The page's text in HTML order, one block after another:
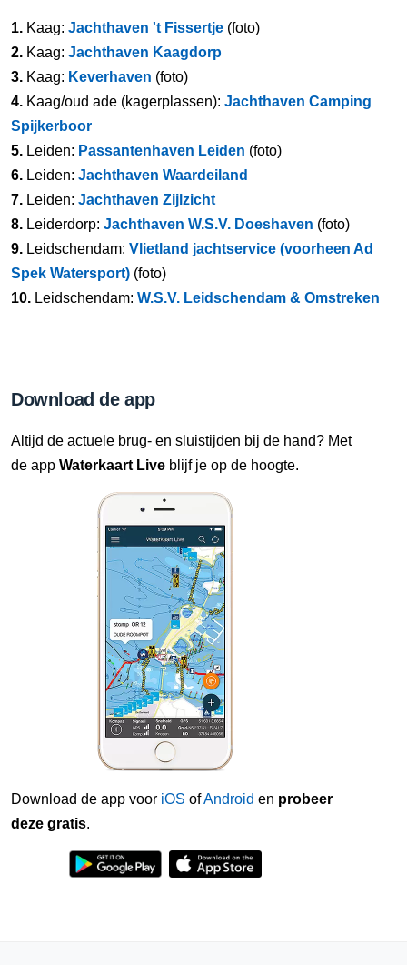
1. Kaag: Jachthaven 't Fissertje (foto)
2. Kaag: Jachthaven Kaagdorp
3. Kaag: Keverhaven (foto)
4. Kaag/oud ade (kagerplassen): Jachthaven Camping
Spijkerboor
5. Leiden: Passantenhaven Leiden (foto)
6. Leiden: Jachthaven Waardeiland
7. Leiden: Jachthaven Zijlzicht
8. Leiderdorp: Jachthaven W.S.V. Doeshaven (foto)
9. Leidschendam: Vlietland jachtservice (voorheen Ad
Spek Watersport) (foto)
10. Leidschendam: W.S.V. Leidschendam & Omstreken
Download de app
Altijd de actuele brug- en sluistijden bij de hand? Met
de app Waterkaart Live blijf je op de hoogte.
Download de app voor iOS ofAndroid en probeer
deze gratis.